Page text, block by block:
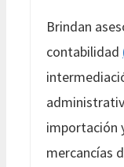
Brindan
contabilidad
importación
mercancías